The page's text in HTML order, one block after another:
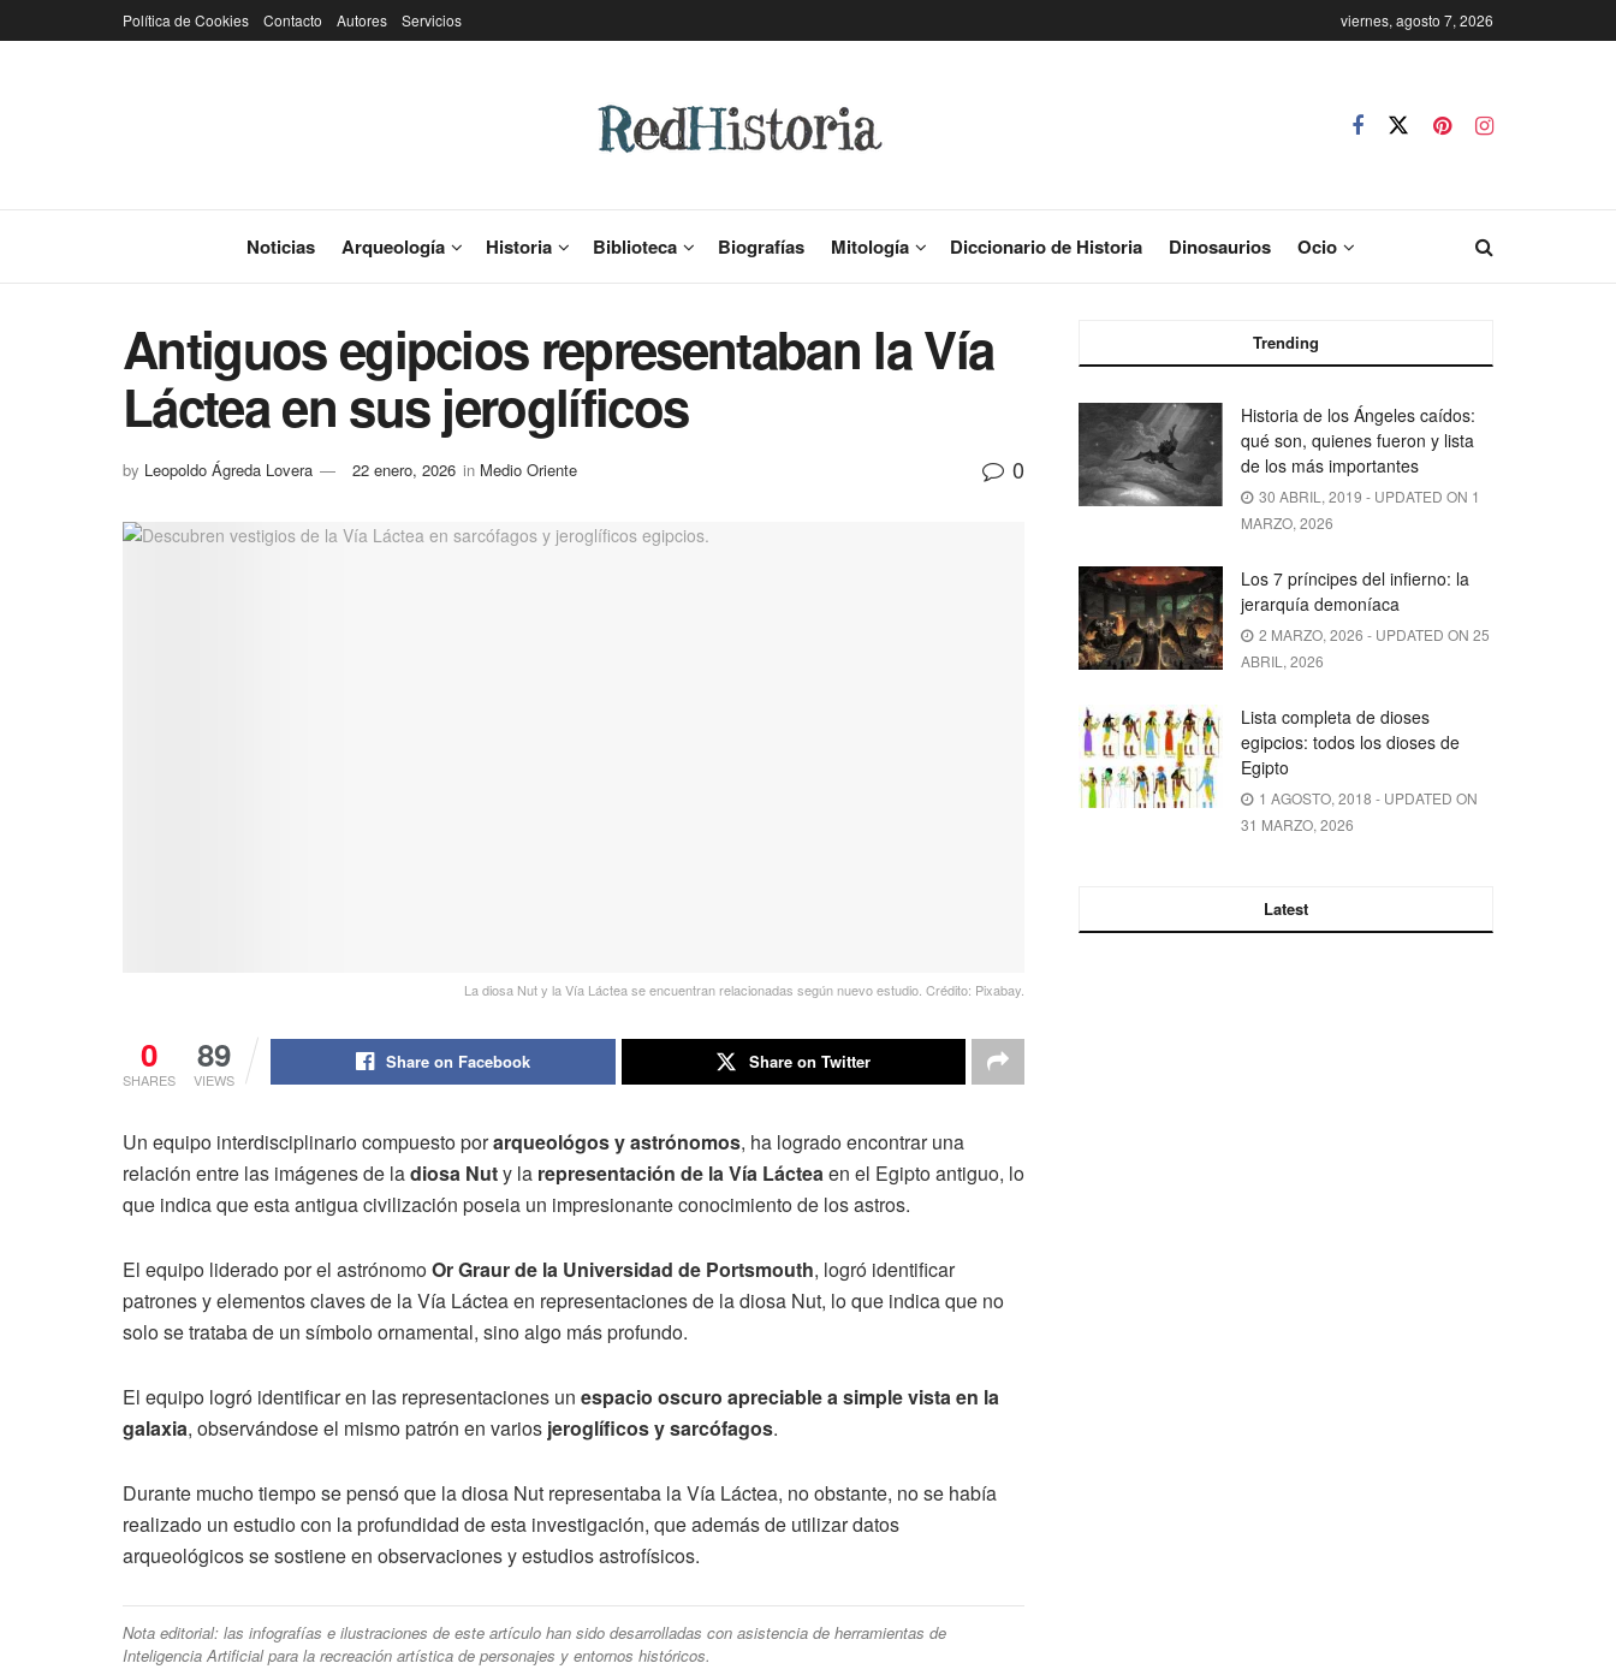
Política de Cookies Contacto Autores Servicios viernes, agosto 7, 2026
Noticias Arqueología Historia Biblioteca Biografías Mitología Diccionario de Historia Dinosaurios Ocio
Antiguos egipcios representaban la Vía
Láctea en sus jeroglíficos
by Leopoldo Ágreda Lovera 22 enero, 2026 in Medio Oriente 0
La diosa Nut y la Vía Láctea se encuentran relacionadas según nuevo estudio. Crédito: Pixabay.
0
SHARES
89
VIEWS
Share on Facebook Share on Twitter
Un equipo interdisciplinario compuesto porarqueológos y astrónomos, ha logrado encontrar una
relación entre las imágenes de ladiosa Nuty la representación de la Vía Lácteaen el Egipto antiguo, lo
que indica que esta antigua civilización poseia un impresionante conocimiento de los astros.
El equipo liderado por el astrónomoOr Graur de la Universidad de Portsmouth, logró identificar
patrones y elementos claves de la Vía Láctea en representaciones de la diosa Nut, lo que indica que no
solo se trataba de un símbolo ornamental, sino algo más profundo.
El equipo logró identificar en las representaciones un espacio oscuro apreciable a simple vista en la
galaxia, observándose el mismo patrón en varios jeroglíficos y sarcófagos.
Durante mucho tiempo se pensó que la diosa Nut representaba la Vía Láctea, no obstante, no se había
realizado un estudio con la profundidad de esta investigación, que además de utilizar datos
arqueológicos se sostiene en observaciones y estudios astrofísicos.
Nota editorial: las infografías e ilustraciones de este artículo han sido desarrolladas con asistencia de herramientas de
Inteligencia Artificial para la recreación artística de personajes y entornos históricos.
Trending
Historia de los Ángeles caídos:
qué son, quienes fueron y lista
de los más importantes
30 ABRIL, 2019 - UPDATED ON 1
MARZO, 2026
Los 7 príncipes del infierno: la
jerarquía demoníaca
2 MARZO, 2026 - UPDATED ON 25
ABRIL, 2026
Lista completa de dioses
egipcios: todos los dioses de
Egipto
1 AGOSTO, 2018 - UPDATED ON
31 MARZO, 2026
Latest